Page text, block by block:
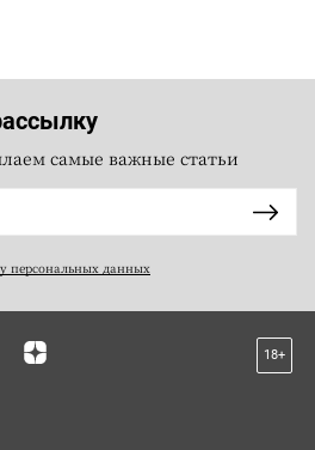
самые важные статьи
персональных данных
18+